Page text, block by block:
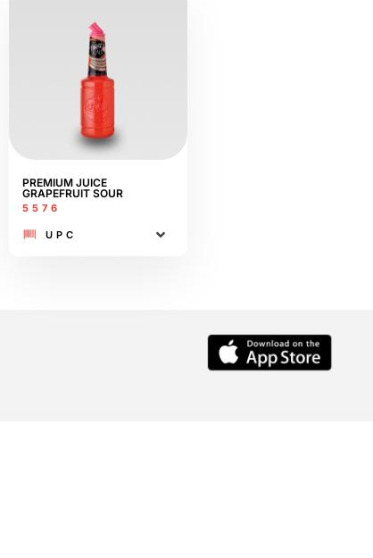
PREMIUM JUICE
GRAPEFRUIT SOUR
5576
UPC